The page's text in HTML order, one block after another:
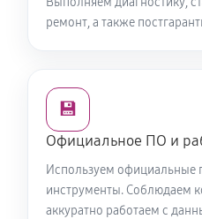
ремонт, а также
💾
Официальное ПО и
Используем официальные
инструменты. Соблюдаем
аккуратно работаем с